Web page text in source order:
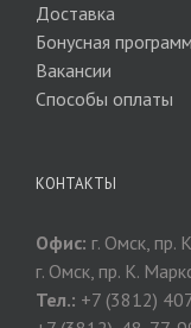
Доставка
Бонусная
Вакансии
Способы оплаты
КОНТАКТЫ
Офис: г. Омск, пр.
г. Омск, пр. К.
Тел.: +7 (3812)